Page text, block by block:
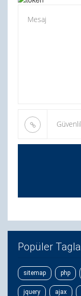
Popüler
sitemap php
jquery ajax